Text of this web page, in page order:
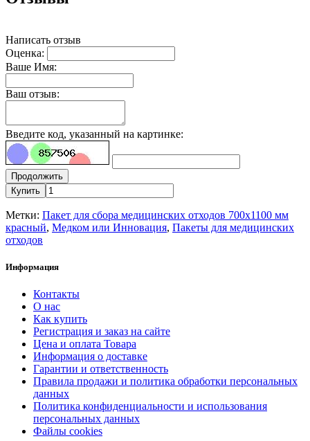
Написать отзыв
Оценка:
Ваше Имя:
Ваш отзыв:
Введите код, указанный на картинке:
Продолжить
Купить
Метки: Пакет для сбора медицинских отходов 700х1100 мм
красный, Медком или Инновация, Пакеты для медицинских
отходов
Информация
Контакты
О нас
Как купить
Регистрация и заказ на сайте
Цена и оплата Товара
Информация о доставке
Гарантии и ответственность
Правила продажи и политика обработки персональных
данных
Политика конфиденциальности и использования
персональных данных
Файлы cookies